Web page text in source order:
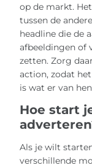
op de markt.
tussen de
headline die de
afbeeldingen of
zetten. Zorg
action, zodat
is wat er van
Hoe start
Als je wilt
verschillende